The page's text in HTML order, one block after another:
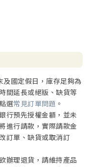
國定假日，庫存足夠為
間延長或絕版、缺貨等
選常見訂單問題 。
行預先授權金額，並未
進行請款，實際請款金
訂單、缺貨或取消訂
辦理退貨，請維持產品